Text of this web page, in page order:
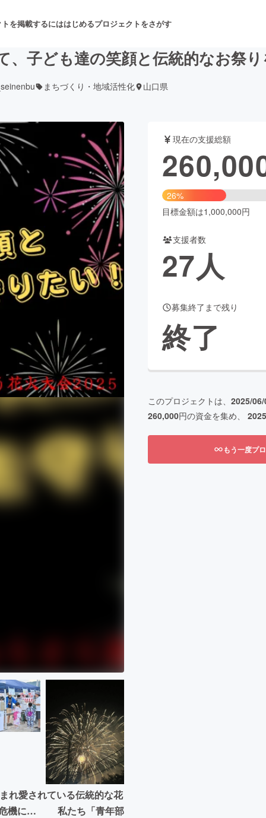
を掲載するにははじめるプロジェクトをさがす
舞台・パフォーマンス
開発 フード・飲食店
アニメ・漫画
ビューティー・ヘルスケア
ふるさと納税
machi-ya
、子ども達の笑顔と伝統的なお祭り
まちづくり・地域活性化 山口県
れ愛されている伝統的な花
の危機に… 私たち「青年部
現在の支援総額
26%
目標金額は1,000,000円
支援者数
27人
募集終了まで残り
終了
このプロジェクトは、 2025/
260,000円の資金を集め、
もう一度プ